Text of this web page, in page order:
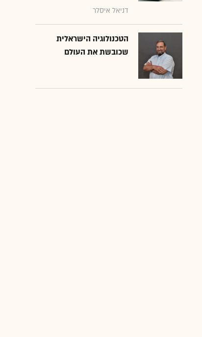
דניאל איסלר
הטכנולוגיה הישראלית
שכובשת את העולם